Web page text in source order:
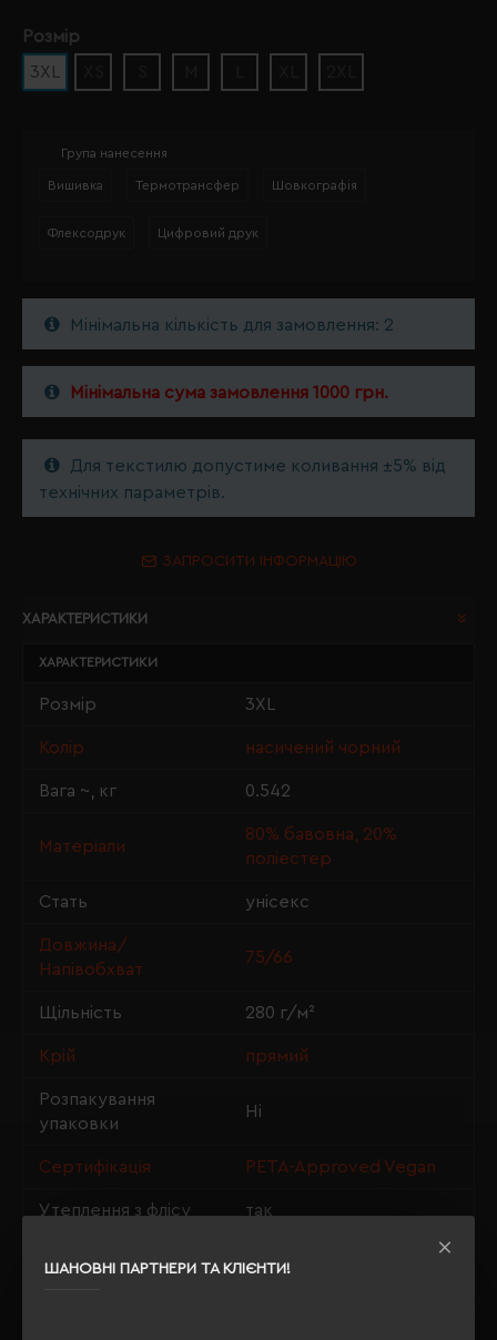
ШАНОВНІ ПАРТНЕРИ ТА КЛІЄНТИ!
Розмір
3XL
Група нанесення
Вишивка Термотрансфер Шовкографія
Флексодрук Цифровий друк
Мінімальна кількість для замовлення: 2
Мінімальна сума замовлення 1000 грн.
Для текстилю допустиме коливання ±5% від
технічних параметрів.
ЗАПРОСИТИ ІНФОРМАЦІЮ
ХАРАКТЕРИСТИКИ
ХАРАКТЕРИСТИКИ
Розмір 3XL
Колір насичений чорний
Вага ~, кг 0.542
Матеріали
80% бавовна, 20%
поліестер
Стать унісекс
Довжина/
Напівобхват
75/66
Щільність 280 г/м²
Крій прямий
Розпакування
упаковки
Ні
Сертифікація PETA-Approved Vegan
Утеплення з флісу так